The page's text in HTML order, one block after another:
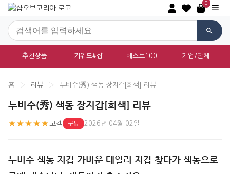
0
추천상품 키워드#샵 베스트100 기업/단체
홈 › 리뷰 › 누비수(秀) 색동 장지갑[회색] 리뷰
누비수(秀) 색동 장지갑[회색] 리뷰
★★★★★ 고객 쿠팡 2026년 04월 02일
누비수 색동 지갑 가벼운 데일리 지갑 찾다가 색동으로